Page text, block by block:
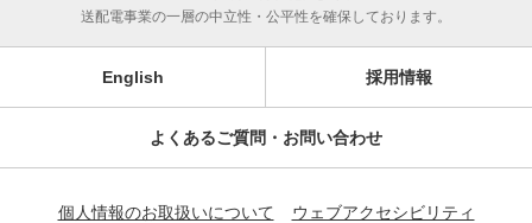
送配電事業の一層の中立性・公平性を確保しております。
English 採用情報
よくあるご質問・お問い合わせ
個人情報のお取扱いについて
ウェブアクセシビリティ